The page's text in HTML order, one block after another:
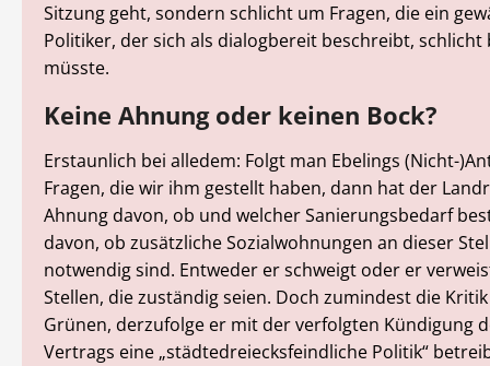
Sitzung geht, sondern schlicht um Fragen, die ein
Politiker, der sich als dialogbereit beschreibt,
müsste.
Keine Ahnung oder keinen Bock?
Erstaunlich bei alledem: Folgt man Ebelings (Nicht-
Fragen, die wir ihm gestellt haben, dann hat der
Ahnung davon, ob und welcher Sanierungsbedarf
davon, ob zusätzliche Sozialwohnungen an dieser
notwendig sind. Entweder er schweigt oder er
Stellen, die zuständig seien. Doch zumindest die
Grünen, derzufolge er mit der verfolgten Kündigung
Vertrags eine „städtedreiecksfeindliche Politik“